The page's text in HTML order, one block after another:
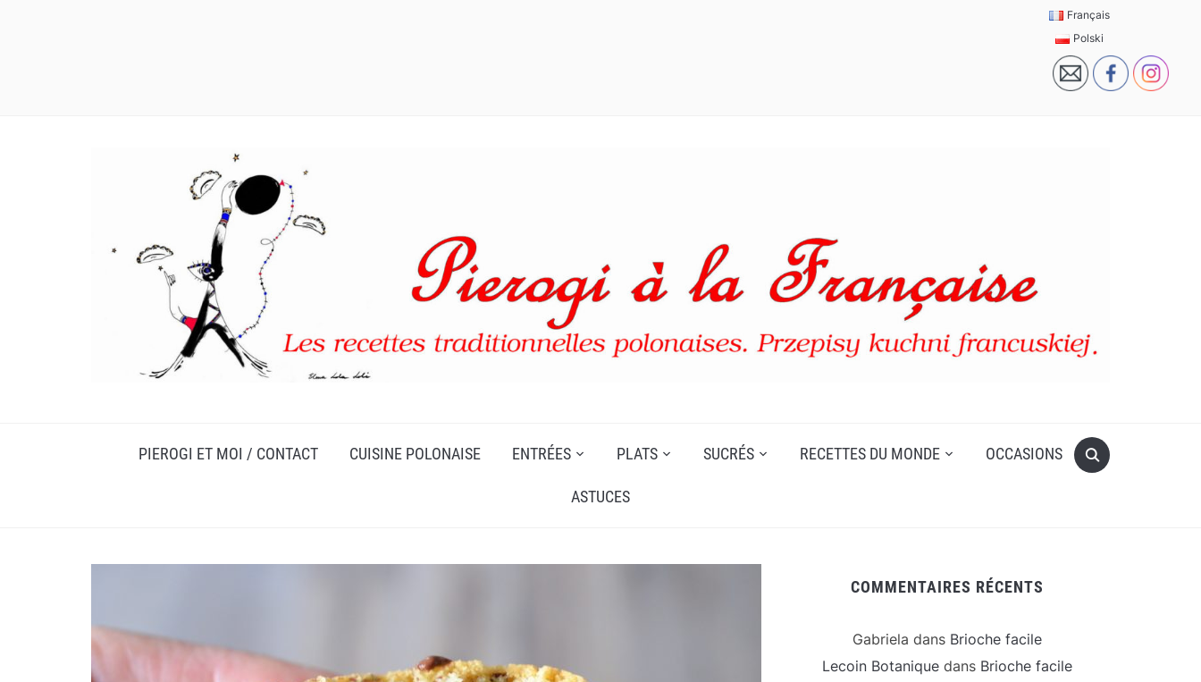
Français
Polski
PIEROGI ET MOI / CONTACT CUISINE POLONAISE ENTRÉES PLATS SUCRÉS RECETTES DU MONDE OCCASIONS
ASTUCES
COMMENTAIRES RÉCENTS
Gabriela dans Brioche facile
Lecoin Botaniquedans Brioche facile